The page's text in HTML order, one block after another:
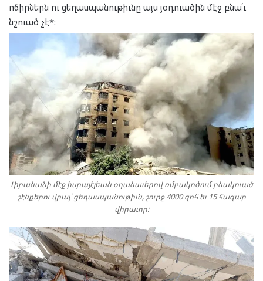
ոճիրներն ու ցեղասպանութիւնը այս յօդուածին մէջ բնա՛ւ
նշուած չէ*:
Լիբանանի մէջ իսրայէլեան օդանաւերով ռմբակոծում բնակուած
շէնքերու վրայ՝ ցեղասպանութիւն, շուրջ 4000 զոհ եւ 15 հազար
վիրաւոր: